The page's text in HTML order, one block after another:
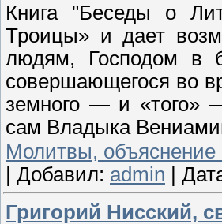
Книга "Беседы о
Троицы» и дает
людям, Господом в
совершающегося во
земного — и «того»
сам Владыка
Молитвы, объяснение
Добавил: admin
Григорий Нисский,